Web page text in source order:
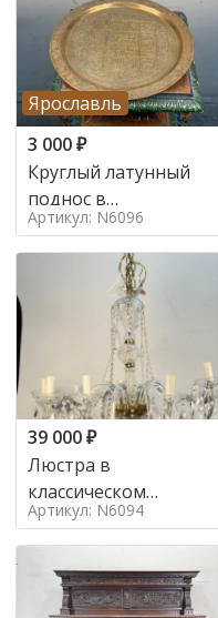
Ярославль
3 000₽
Круглый латунный
поднос в
марокканском стиле в
стиле
Артикул: N6096
39 000₽
Люстра в
классическом
итальянском стиле на
10 ламп. в стиле
Артикул: N6094